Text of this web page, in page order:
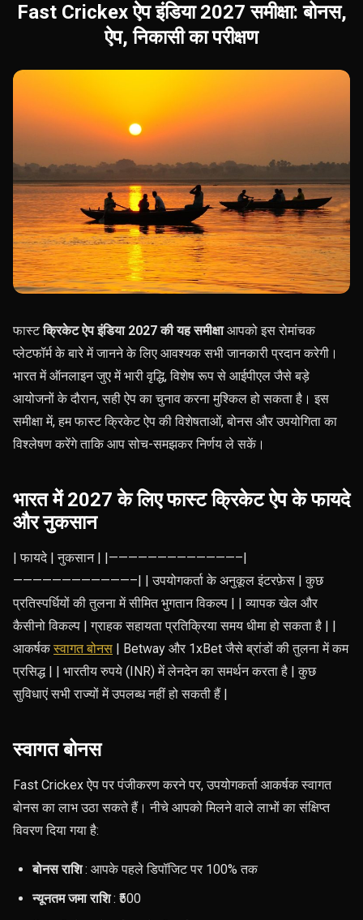
Fast Crickex ऐप इंडिया 2027 समीक्षा: बोनस,
ऐप, निकासी का परीक्षण
फास्टक्रिकेट ऐप इंडिया 2027 की यह समीक्षाआपको इस रोमांचक
प्लेटफॉर्म के बारे में जानने के लिए आवश्यक सभी जानकारी प्रदान करेगी।
भारत में ऑनलाइन जुए में भारी वृद्धि, विशेष रूप से आईपीएल जैसे बड़े
आयोजनों के दौरान, सही ऐप का चुनाव करना मुश्किल हो सकता है। इस
समीक्षा में, हम फास्ट क्रिकेट ऐप की विशेषताओं, बोनस और उपयोगिता का
विश्लेषण करेंगे ताकि आप सोच-समझकर निर्णय ले सकें।
भारत में 2027 के लिए फास्ट क्रिकेट ऐप के फायदे
और नुकसान
| फायदे | नुकसान | |—————————————–|
————————————–| | उपयोगकर्ता के अनुकूल इंटरफ़ेस | कुछ
प्रतिस्पर्धियों की तुलना में सीमित भुगतान विकल्प | | व्यापक खेल और
कैसीनो विकल्प | ग्राहक सहायता प्रतिक्रिया समय धीमा हो सकता है | |
आकर्षकस्वागत बोनस | Betway और 1xBet जैसे ब्रांडों की तुलना में कम
प्रसिद्ध | | भारतीय रुपये (INR) में लेनदेन का समर्थन करता है | कुछ
सुविधाएं सभी राज्यों में उपलब्ध नहीं हो सकती हैं |
स्वागत बोनस
Fast Crickex ऐप पर पंजीकरण करने पर, उपयोगकर्ता आकर्षक स्वागत
बोनस का लाभ उठा सकते हैं। नीचे आपको मिलने वाले लाभों का संक्षिप्त
विवरण दिया गया है:
बोनस राशि: आपके पहले डिपॉजिट पर 100% तक
न्यूनतम जमा राशि: ₹500